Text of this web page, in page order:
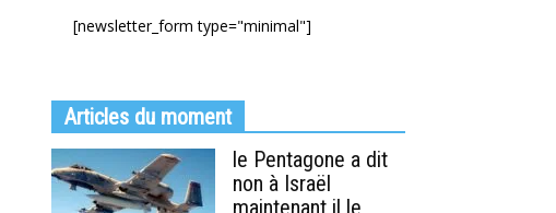
[newsletter_form type="minimal"]
Articles du moment
le Pentagone a dit
non à Israël